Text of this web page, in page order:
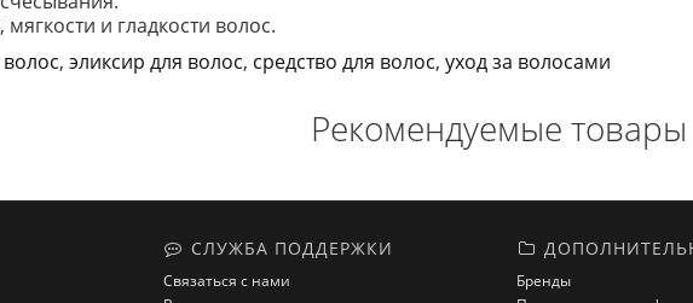
мягкости и гладкости волос.
, эликсир для волос, средство для волос, уход за волосами
Рекомендуемые товары
СЛУЖБА ПОДДЕРЖКИ
Связаться с нами
Бренды